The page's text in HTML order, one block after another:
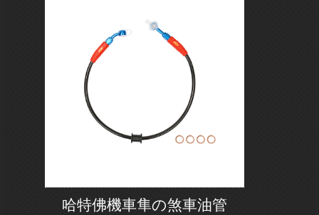
哈特佛機車隼の煞車油管